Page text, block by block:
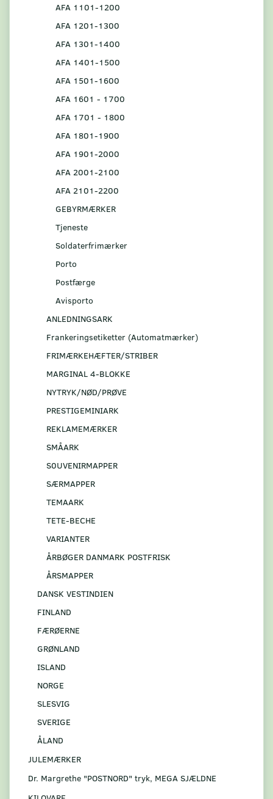
AFA 1101-1200
AFA 1201-1300
AFA 1301-1400
AFA 1401-1500
AFA 1501-1600
AFA 1601 - 1700
AFA 1701 - 1800
AFA 1801-1900
AFA 1901-2000
AFA 2001-2100
AFA 2101-2200
GEBYRMÆRKER
Tjeneste
Soldaterfrimærker
Porto
Postfærge
Avisporto
ANLEDNINGSARK
Frankeringsetiketter (Automatmærker)
FRIMÆRKEHÆFTER/STRIBER
MARGINAL 4-BLOKKE
NYTRYK/NØD/PRØVE
PRESTIGEMINIARK
REKLAMEMÆRKER
SMÅARK
S0UVENIRMAPPER
SÆRMAPPER
TEMAARK
TETE-BECHE
VARIANTER
ÅRBØGER DANMARK POSTFRISK
ÅRSMAPPER
DANSK VESTINDIEN
FINLAND
FÆRØERNE
GRØNLAND
ISLAND
NORGE
SLESVIG
SVERIGE
ÅLAND
JULEMÆRKER
Dr. Margrethe "POSTNORD" tryk, MEGA SJÆLDNE